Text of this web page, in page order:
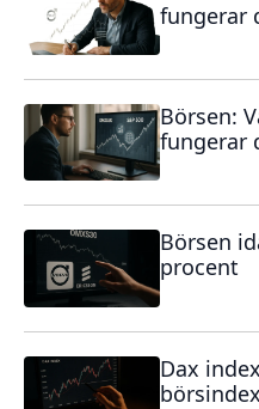
fungerar
Börsen:
fungerar
Börsen
procent
Dax
börsindex